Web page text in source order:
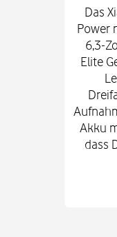
Das
Power
6,3-
Elite
Akku
dass